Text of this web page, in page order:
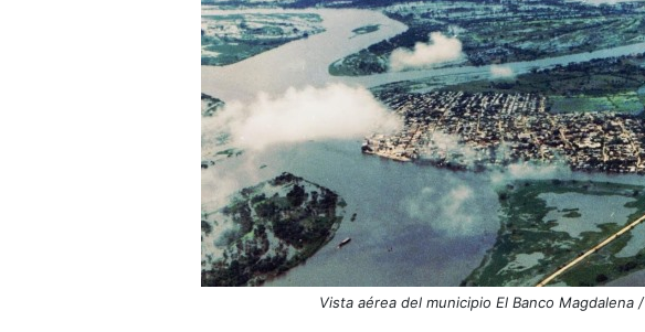
Vista aérea del municipio El Banco Magdalena